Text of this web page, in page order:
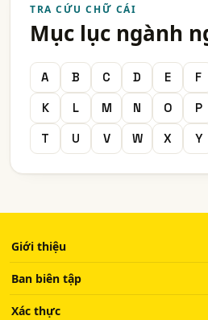
TRA CỨU CHỮ CÁI
Mục lục ngành
A B C D E F
K
L M N O P
T
U V W X Y
Giới thiệu
Ban biên tập
Xác thực